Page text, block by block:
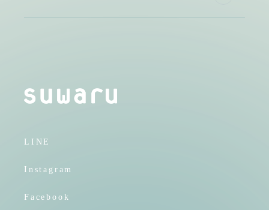
LINE
Instagram
Facebook